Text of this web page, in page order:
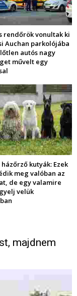
rendőrök vonultak ki
Auchan parkolójába
autós nagy
művelt egy
kutyák: Ezek
meg valóban az
de egy valamire
velük
majdnem